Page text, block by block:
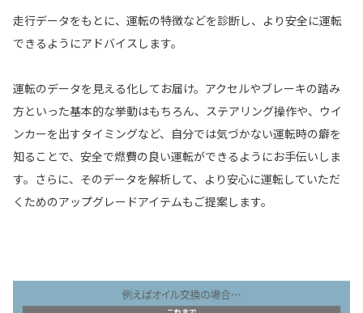
走行データをもとに、運転の特徴などを診断し、より安全に運転
できるようにアドバイスします。
運転のデータを見える化してお届け。アクセルやブレーキの踏み
方といった基本的な挙動はもちろん、ステアリング操作や、ウイ
ンカーを出すタイミングなど、自分では気づかない運転時の癖を
知ることで、安全で燃費の良い運転ができるようにお手伝いしま
す。さらに、そのデータを解析して、より安心に運転していただ
くためのアップグレードアイテムもご提案します。